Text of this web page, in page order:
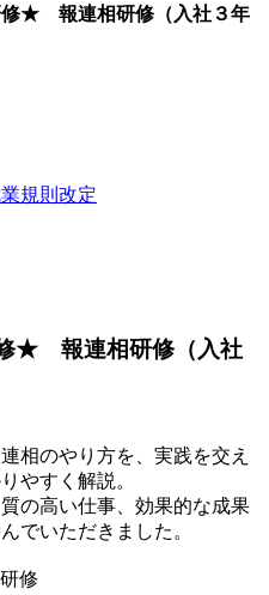
★ 報連相研修（入社３年
規則改定
★ 報連相研修（入社
相のやり方を、実践を交え
やすく解説。
の高い仕事、効果的な成果
でいただきました。
修